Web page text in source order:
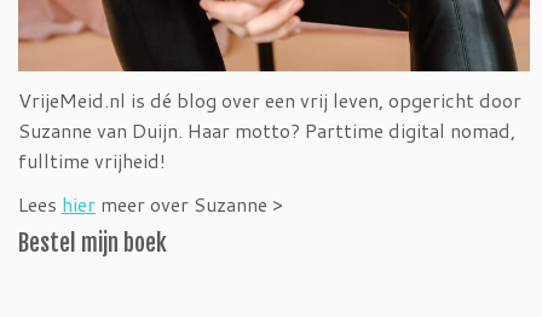
VrijeMeid.nl is dé blog over een vrij leven, opgericht door
Suzanne van Duijn. Haar motto? Parttime digital nomad,
fulltime vrijheid!
Lees hier meer over Suzanne >
Bestel mijn boek